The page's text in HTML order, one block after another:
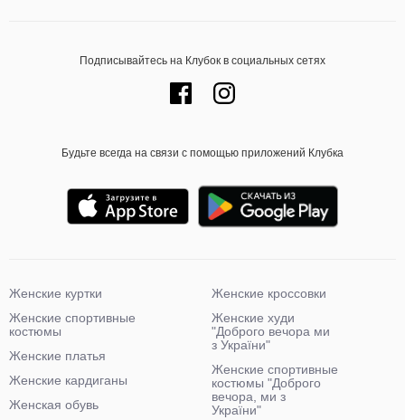
Подписывайтесь на Клубок в социальных сетях
Будьте всегда на связи с помощью приложений Клубка
Женские куртки
Женские спортивные
костюмы
Женские платья
Женские кардиганы
Женская обувь
Женские кроссовки
Женские худи
"Доброго вечора ми
з України"
Женские спортивные
костюмы "Доброго
вечора, ми з
України"